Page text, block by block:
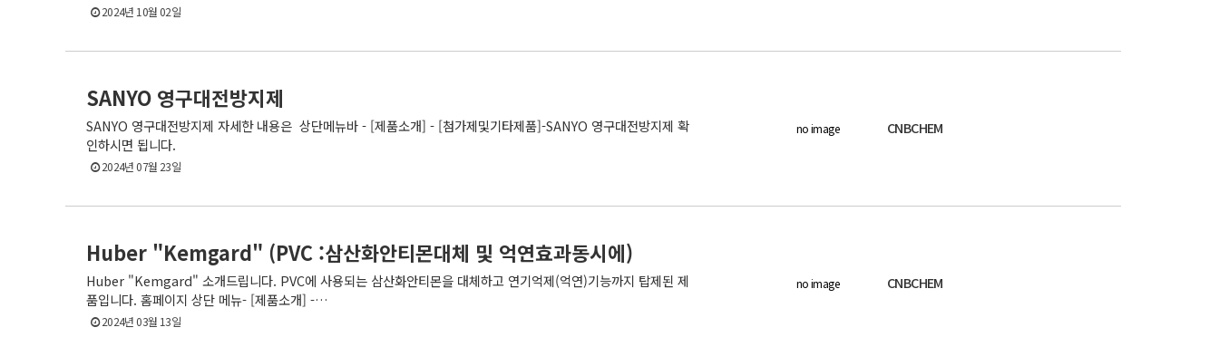
2024년 10월 02일
SANYO 영구대전방지제
SANYO 영구대전방지제 자세한 내용은 상단메뉴바 - [제품소개] - [첨가제및기타제품]-SANYO 영구대전방지제 확
인하시면 됩니다.
2024년 07월 23일
no image CNBCHEM
Huber "Kemgard" (PVC :삼산화안티몬대체 및 억연효과동시에)
Huber "Kemgard" 소개드립니다. PVC에 사용되는 삼산화안티몬을 대체하고 연기억제(억연)기능까지 탑제된 제
품입니다. 홈페이지 상단 메뉴- [제품소개] -…
2024년 03월 13일
no image CNBCHEM